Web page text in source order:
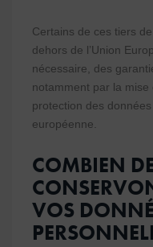
Certains de ces tiers
dehors de l’Union
nécessaire, des
notamment par la
protection des
européenne.
COMBIEN
VOS